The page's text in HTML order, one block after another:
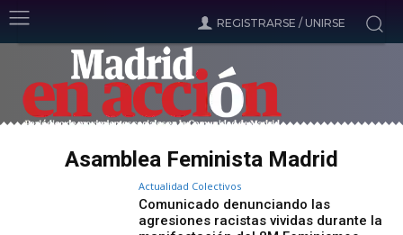
REGISTRARSE / UNIRSE
Asamblea Feminista Madrid
Actualidad Colectivos
Comunicado denunciando las
agresiones racistas vividas durante la